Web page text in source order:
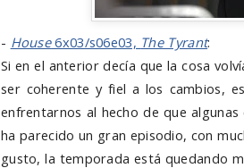
- House6x03/s06e03, The Tyrant:
Si en el anterior decía que la cosa
ser coherente y fiel a los cambios,
enfrentarnos al hecho de que
ha parecido un gran episodio, con
gusto, la temporada está quedando